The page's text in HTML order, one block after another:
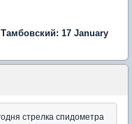
17 January
стрелка спидометра